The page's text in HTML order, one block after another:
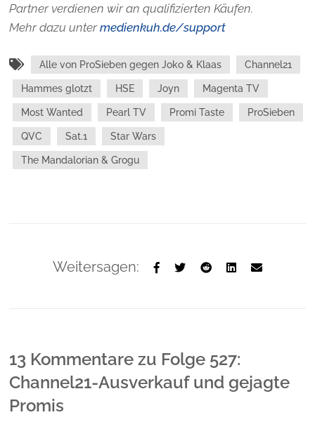
Partner verdienen wir an qualifizierten Käufen.
Mehr dazu untermedienkuh.de/support
Alle von ProSieben gegen Joko & Klaas Channel21
Hammes glotzt HSE Joyn Magenta TV
Most Wanted Pearl TV Promi Taste ProSieben
QVC Sat.1 Star Wars
The Mandalorian & Grogu
Weitersagen:
13 Kommentare zu Folge 527:
Channel21-Ausverkauf und gejagte
Promis